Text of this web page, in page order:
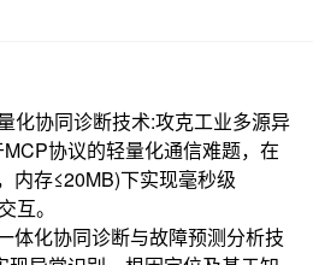
化协同诊断技术:攻克工业多源异
协议的轻量化通信难题，在
内存≤20MB)下实现毫秒级
互。
体化协同诊断与故障预测分析技